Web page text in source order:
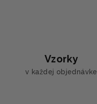
Vzorky
v každej objednávke